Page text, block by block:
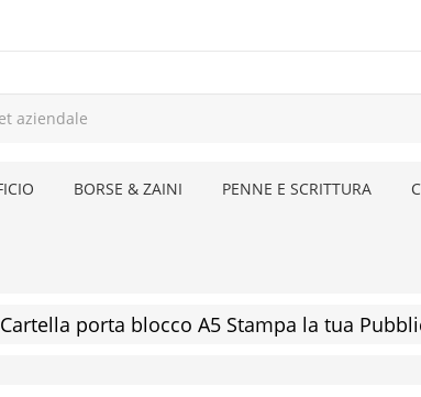
BORSE & ZAINI PENNE E SCRITTURA
Cartella porta blocco A5 Stampa la tua